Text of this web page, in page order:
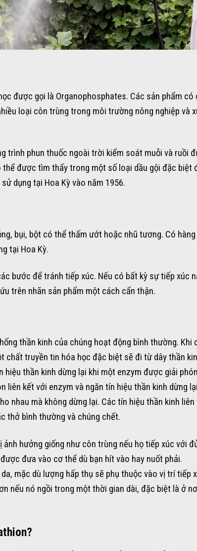
được gọi là Organophosphates. Các sản phẩm có
loại côn trùng trong môi trường nông nghiệp và
trình phun thuốc ngoài trời kiểm soát muỗi và ruồi
được tìm thấy trong một số loại dầu gội đặc biệt
dụng tại Hoa Kỳ vào năm 1956.
bụi, bột có thể thấm ướt hoặc nhũ tương. Có hàng
tại Hoa Kỳ.
bước để tránh tiếp xúc. Nếu có bất kỳ sự tiếp xúc
trên nhãn sản phẩm một cách cẩn thận.
thần kinh của chúng hoạt động bình thường. Khi
chất truyền tin hóa học đặc biệt sẽ đi từ dây thần
thần kinh dừng lại khi một enzym được giải
liên kết với enzym và ngăn tín hiệu thần kinh dừng
nhau mà không dừng lại. Các tín hiệu thần kinh liên
thở bình thường và chúng chết.
hưởng giống như côn trùng nếu họ tiếp xúc với
đưa vào cơ thể dù bạn hít vào hay nuốt phải.
mặc dù lượng hấp thụ sẽ phụ thuộc vào vị trí tiếp
nếu nó ngồi trong một thời gian dài, đặc biệt là ở